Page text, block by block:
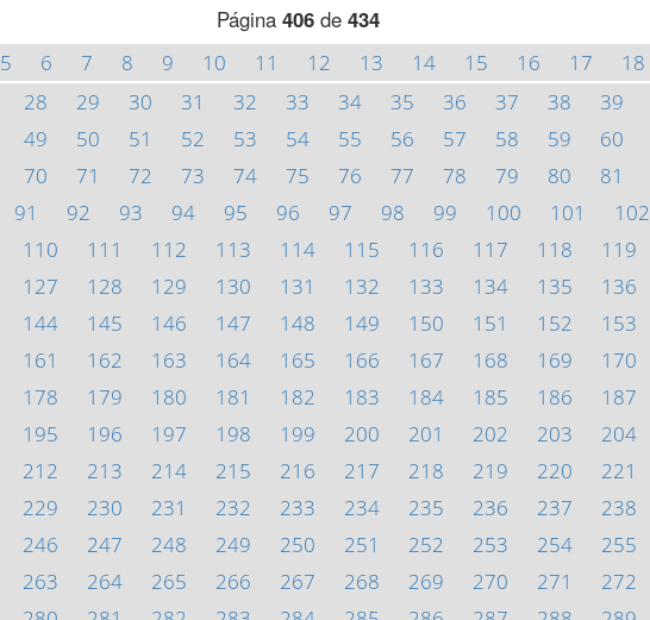
Página 406de 434
5 6 7 8 9 10 11 12 13 14 15 16 17 18
28 29 30 31 32 33 34 35 36 37 38 39
49 50 51 52 53 54 55 56 57 58 59 60
70 71 72 73 74 75 76 77 78 79 80 81
91 92 93 94 95 96 97 98 99 100 101 102
110 111 112 113 114 115 116 117 118 119
127 128 129 130 131 132 133 134 135 136
144 145 146 147 148 149 150 151 152 153
161 162 163 164 165 166 167 168 169 170
178 179 180 181 182 183 184 185 186 187
195 196 197 198 199 200 201 202 203 204
212 213 214 215 216 217 218 219 220 221
229 230 231 232 233 234 235 236 237 238
246 247 248 249 250 251 252 253 254 255
263 264 265 266 267 268 269 270 271 272